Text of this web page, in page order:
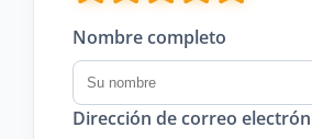
Nombre completo
Dirección de correo